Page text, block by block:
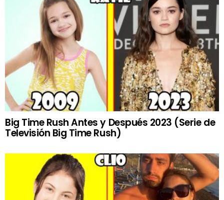
Big Time Rush Antes y Después 2023 (Serie de
Televisión Big Time Rush)